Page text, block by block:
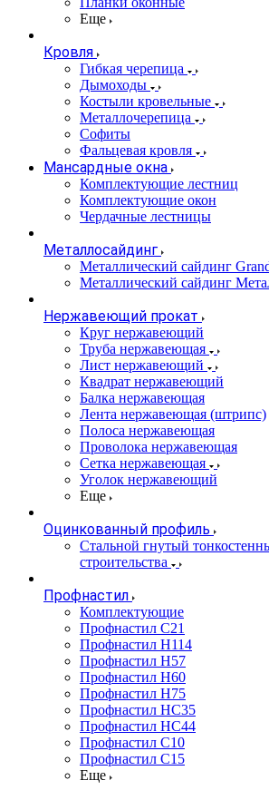
Еще
Кровля
Гибкая черепица
Дымоходы
Костыли кровельные
Металлочерепица
Софиты
Фальцевая кровля
Мансардные окна
Комплектующие лестниц
Комплектующие окон
Чердачные лестницы
Металлосайдинг
Металлический сайдинг
Металлический сайдинг
Нержавеющий прокат
Круг нержавеющий
Труба нержавеющая
Лист нержавеющий
Квадрат нержавеющий
Балка нержавеющая
Лента нержавеющая (штрипс)
Полоса нержавеющая
Проволока нержавеющая
Сетка нержавеющая
Уголок нержавеющий
Еще
Оцинкованный профиль
Стальной гнутый
строительства
Профнастил
Комплектующие
Профнастил C21
Профнастил Н114
Профнастил Н57
Профнастил Н60
Профнастил Н75
Профнастил НС35
Профнастил НС44
Профнастил С10
Профнастил С15
Еще